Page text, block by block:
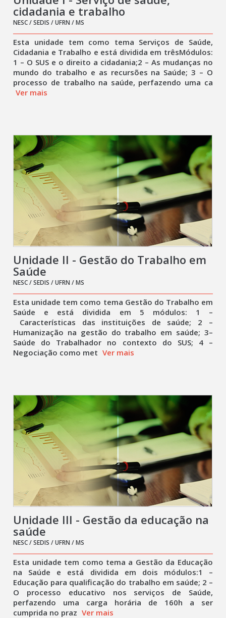
cidadania e trabalho
NESC / SEDIS / UFRN / MS
Esta unidade tem como tema Serviços de Saúde,
Cidadania e Trabalho e está dividida em trêsMódulos:
1 – O SUS e o direito a cidadania;2 – As mudanças no
mundo do trabalho e as recursões na Saúde; 3 – O
processo de trabalho na saúde, perfazendo uma ca
Ver mais
Unidade II - Gestão do Trabalho em
Saúde
NESC / SEDIS / UFRN / MS
Esta unidade tem como tema Gestão do Trabalho em
Saúde e está dividida em 5 módulos: 1 –
Características das instituições de saúde; 2 –
Humanização na gestão do trabalho em saúde; 3–
Saúde do Trabalhador no contexto do SUS; 4 –
Negociação como met Ver mais
Unidade III - Gestão da educação na
saúde
NESC / SEDIS / UFRN / MS
Esta unidade tem como tema a Gestão da Educação
na Saúde e está dividida em dois módulos:1 –
Educação para qualificação do trabalho em saúde; 2 –
O processo educativo nos serviços de Saúde,
perfazendo uma carga horária de 160h a ser
cumprida no praz Ver mais